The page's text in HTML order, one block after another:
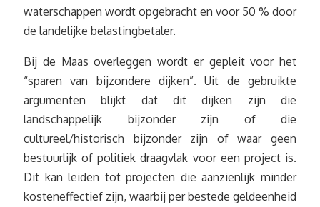
waterschappen wordt opgebracht en voor 50 % door
de landelijke belastingbetaler.
Bij de Maas overleggen wordt er gepleit voor het
“sparen van bijzondere dijken”. Uit de gebruikte
argumenten blijkt dat dit dijken zijn die
landschappelijk bijzonder zijn of die
cultureel/historisch bijzonder zijn of waar geen
bestuurlijk of politiek draagvlak voor een project is.
Dit kan leiden tot projecten die aanzienlijk minder
kosteneffectief zijn, waarbij per bestede geldeenheid